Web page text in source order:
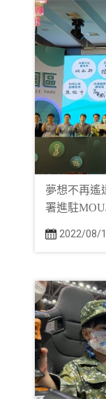
夢想不再遙
署進駐
2022/08/